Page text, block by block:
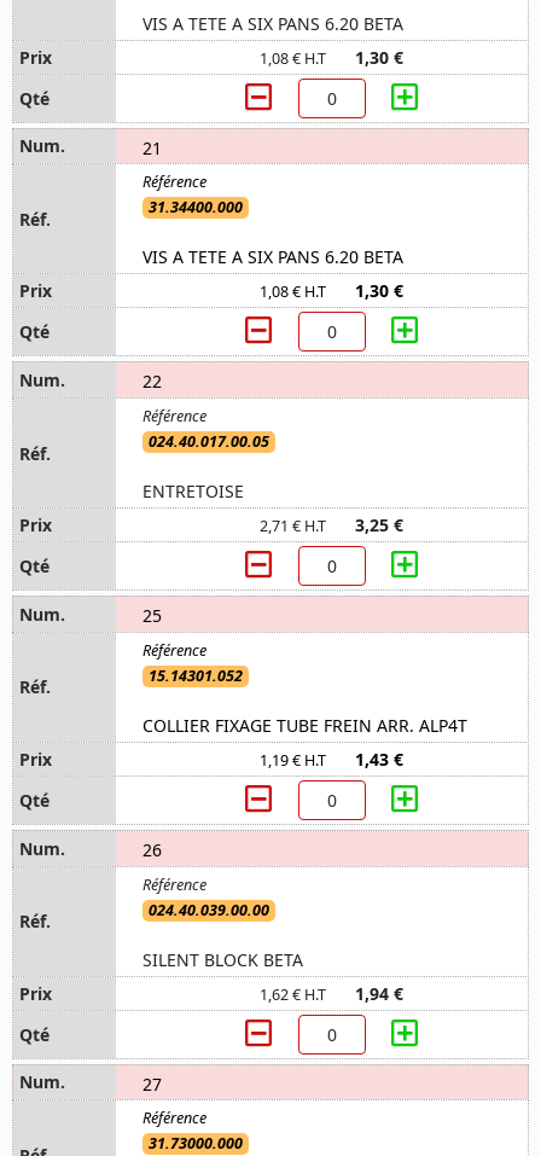
VIS A TETE A SIX PANS 6.20 BETA
1,08 € H.T 1,30 €
21
31.34400.000
VIS A TETE A SIX PANS 6.20 BETA
1,08 € H.T 1,30 €
22
024.40.017.00.05
ENTRETOISE
2,71 € H.T 3,25 €
25
15.14301.052
COLLIER FIXAGE TUBE FREIN ARR. ALP4T
1,19 € H.T 1,43 €
26
024.40.039.00.00
SILENT BLOCK BETA
1,62 € H.T 1,94 €
27
31.73000.000